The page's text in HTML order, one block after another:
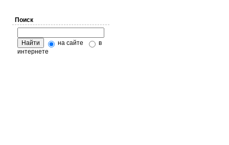
Поиск
на сайте
в
интернете